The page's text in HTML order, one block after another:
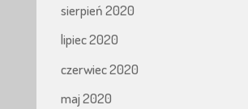
sierpień 2020
lipiec 2020
czerwiec 2020
maj 2020